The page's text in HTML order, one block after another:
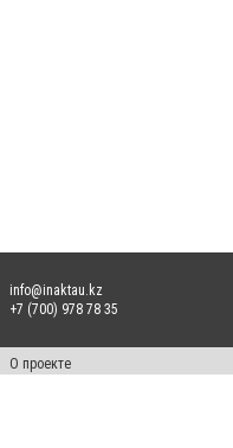
info@inaktau.kz
+7 (700) 978 78 35
О проекте